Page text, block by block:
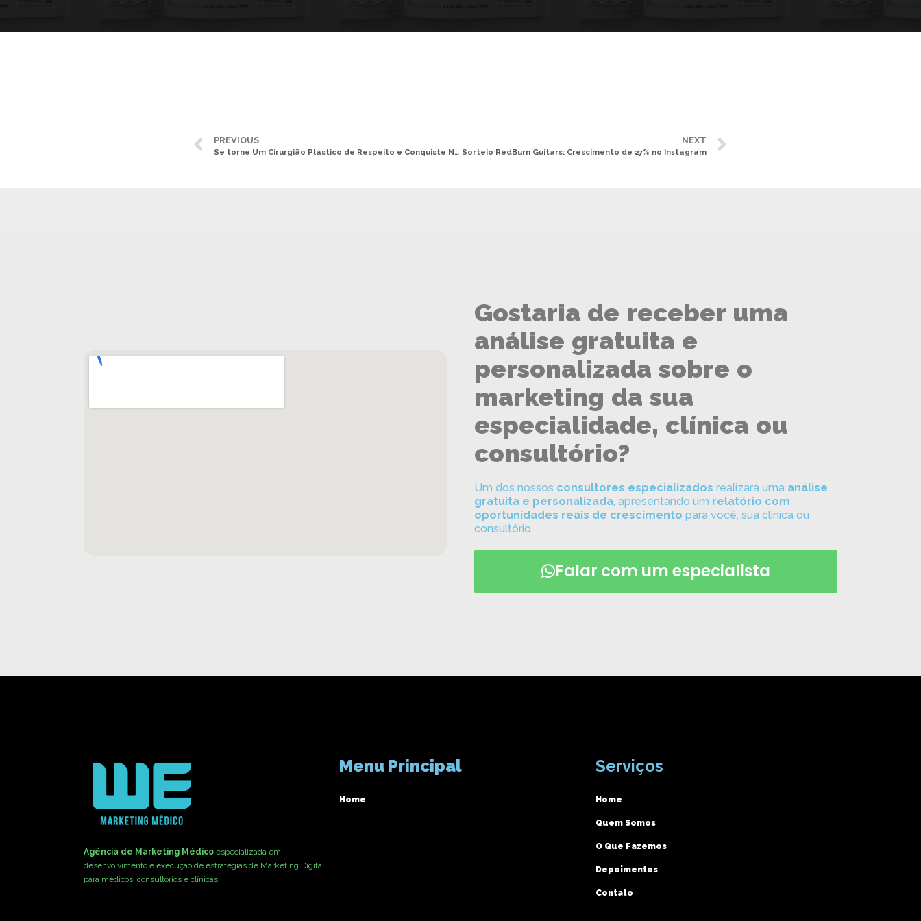
PREVIOUS
Se torne Um Cirurgião Plástico de Respeito e Conquiste Novos Pacientes em 2019.
NEXT
Sorteio RedBurn Guitars: Crescimento de 27% no Instagram
Gostaria de receber uma
análise gratuita e
personalizada sobre o
marketing da sua
especialidade, clínica ou
consultório?
Um dos nossos consultores especializados realizará uma análise
gratuita e personalizada, apresentando um relatório com
oportunidades reais de crescimento para você, sua clínica ou
consultório.
Falar com um especialista
Agência de Marketing Médico especializada em
desenvolvimento e execução de estratégias de Marketing Digital
para médicos, consultórios e clínicas.
Menu Principal
Home
Serviços
Home
Quem Somos
O Que Fazemos
Depoimentos
Contato